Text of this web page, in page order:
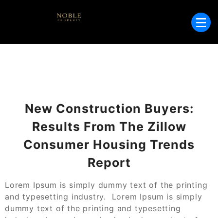
Wohnungen und Häuser in Puerto de
New Construction Buyers:
Results From The Zillow
Consumer Housing Trends
Report
Lorem Ipsum is simply dummy text of the printing
and typesetting industry. Lorem Ipsum is simply
dummy text of the printing and typesetting